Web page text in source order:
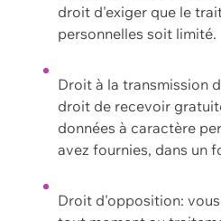
droit d'exiger que le
personnelles soit limité.
Droit à la transmission
droit de recevoir
données à caractère
avez fournies, dans un
Droit d'opposition: